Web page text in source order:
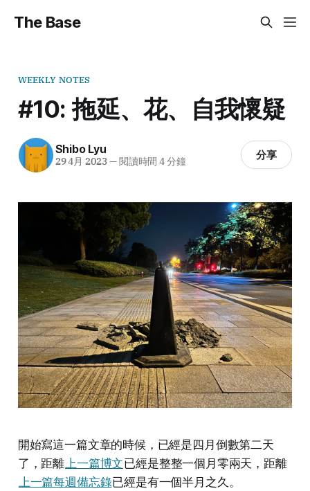
The Base
WEEKLY NOTES
#10: 拖延、花、自我懷疑
Shibo Lyu
29 4月 2023—閱讀時間 4 分鐘 分享
開始寫這一篇文章的時候，已經是四月倒數第二天
了，距離上一篇博文已經是整整一個月零兩天，距離
上一篇每週備忘錄已經是有一個半月之久。